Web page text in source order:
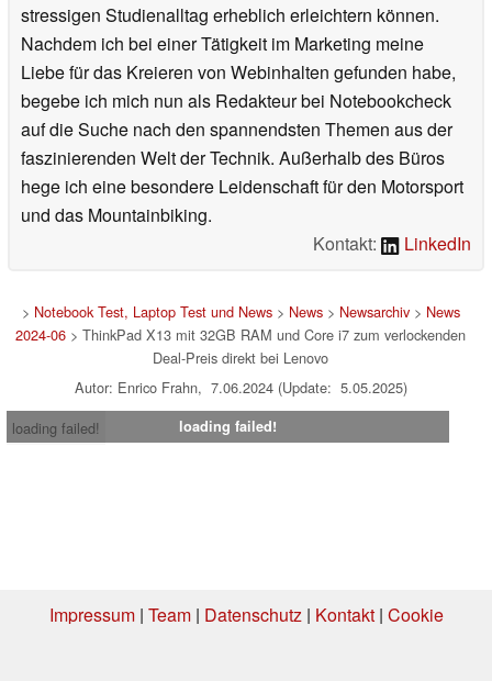
stressigen Studienalltag erheblich erleichtern können.
Nachdem ich bei einer Tätigkeit im Marketing meine
Liebe für das Kreieren von Webinhalten gefunden habe,
begebe ich mich nun als Redakteur bei Notebookcheck
auf die Suche nach den spannendsten Themen aus der
faszinierenden Welt der Technik. Außerhalb des Büros
hege ich eine besondere Leidenschaft für den Motorsport
und das Mountainbiking.
Kontakt:
LinkedIn
> Notebook Test, Laptop Test und News> News> Newsarchiv> News
2024-06 > ThinkPad X13 mit 32GB RAM und Core i7 zum verlockenden
Deal-Preis direkt bei Lenovo
Autor: Enrico Frahn, 7.06.2024 (Update: 5.05.2025)
loading failed!
loading failed!
Impressum| Team| Datenschutz| Kontakt| Cookie